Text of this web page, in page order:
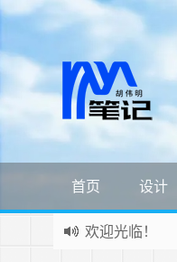
首页 设计
欢迎光临！